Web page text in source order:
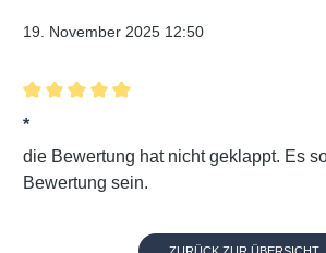
19. November 2025 12:50
Bewertung mit 5 von 5 Sternen
*
die Bewertung hat nicht geklappt. Es
Bewertung sein.